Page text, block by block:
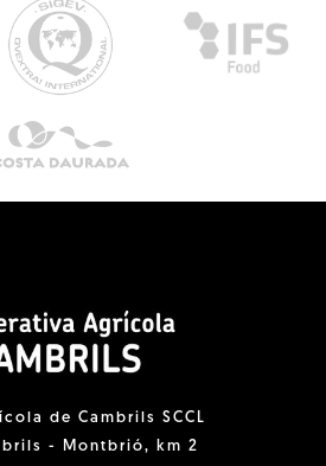
de Cambrils SCCL
- Montbrió, km 2